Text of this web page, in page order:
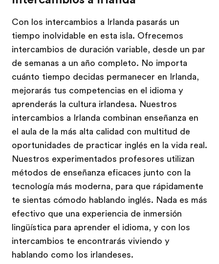
Con los intercambios a Irlanda pasarás un
tiempo inolvidable en esta isla. Ofrecemos
intercambios de duración variable, desde un par
de semanas a un año completo. No importa
cuánto tiempo decidas permanecer en Irlanda,
mejorarás tus competencias en el idioma y
aprenderás la cultura irlandesa. Nuestros
intercambios a Irlanda combinan enseñanza en
el aula de la más alta calidad con multitud de
oportunidades de practicar inglés en la vida real.
Nuestros experimentados profesores utilizan
métodos de enseñanza eficaces junto con la
tecnología más moderna, para que rápidamente
te sientas cómodo hablando inglés. Nada es más
efectivo que una experiencia de inmersión
lingüística para aprender el idioma, y con los
intercambios te encontrarás viviendo y
hablando como los irlandeses.